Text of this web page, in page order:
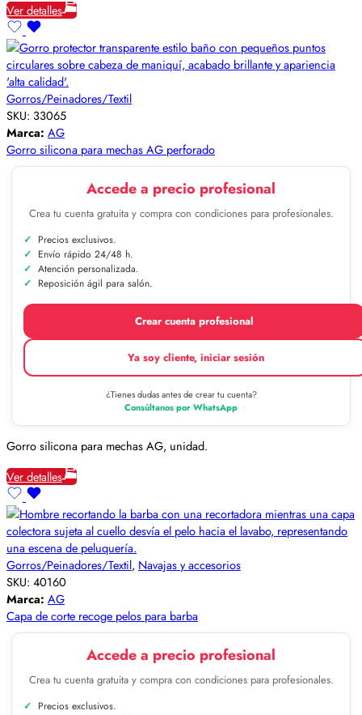
Ver detalles
Gorros/Peinadores/Textil
SKU: 33065
Marca: AG
Gorro silicona para mechas AG perforado
Accede a precio profesional
Crea tu cuenta gratuita y compra con condiciones para profesionales.
Precios exclusivos.
Envío rápido 24/48 h.
Atención personalizada.
Reposición ágil para salón.
Crear cuenta profesional
Ya soy cliente, iniciar sesión
¿Tienes dudas antes de crear tu cuenta?
Consúltanos por WhatsApp
Gorro silicona para mechas AG, unidad.
Ver detalles
Gorros/Peinadores/Textil, Navajas y accesorios
SKU: 40160
Marca: AG
Capa de corte recoge pelos para barba
Accede a precio profesional
Crea tu cuenta gratuita y compra con condiciones para profesionales.
Precios exclusivos.